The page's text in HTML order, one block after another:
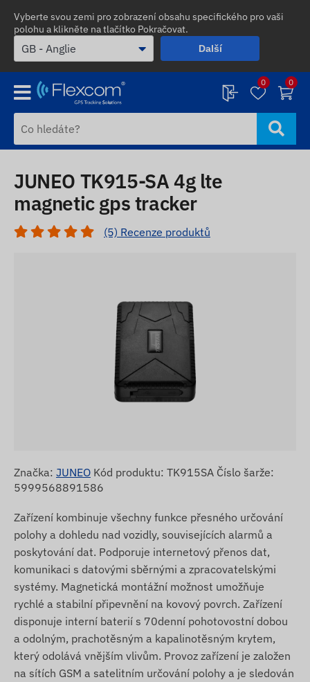
Vyberte svou zemi pro zobrazení obsahu specifického pro vaši
polohu a klikněte na tlačítko Pokračovat.
Další
0 0
JUNEO TK915-SA 4g lte
magnetic gps tracker
(5) Recenze produktů
Značka: JUNEO Kód produktu: TK915SA Číslo šarže:
5999568891586
Zařízení kombinuje všechny funkce přesného určování
polohy a dohledu nad vozidly, souvisejících alarmů a
poskytování dat. Podporuje internetový přenos dat,
komunikaci s datovými sběrnými a zpracovatelskými
systémy. Magnetická montážní možnost umožňuje
rychlé a stabilní připevnění na kovový povrch. Zařízení
disponuje interní baterií s 70denní pohotovostní dobou
a odolným, prachotěsným a kapalinotěsným krytem,
který odolává vnějším vlivům. Provoz zařízení je založen
na sítích GSM a satelitním určování polohy a je sledován